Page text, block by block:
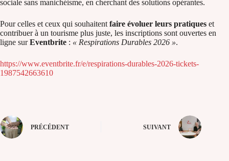
sociale sans manichéisme, en cherchant des solutions opérantes.
Pour celles et ceux qui souhaitent faire évoluer leurs pratiques et
contribuer à un tourisme plus juste, les inscriptions sont ouvertes en
ligne surEventbrite : « Respirations Durables 2026 ».
https://www.eventbrite.fr/e/respirations-durables-2026-tickets-
1987542663610
PRÉCÉDENT SUIVANT